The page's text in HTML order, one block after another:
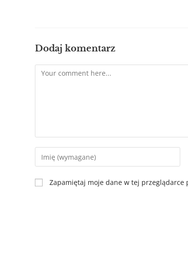
Dodaj komentarz
Zapamiętaj moje dane w tej przeglądarce